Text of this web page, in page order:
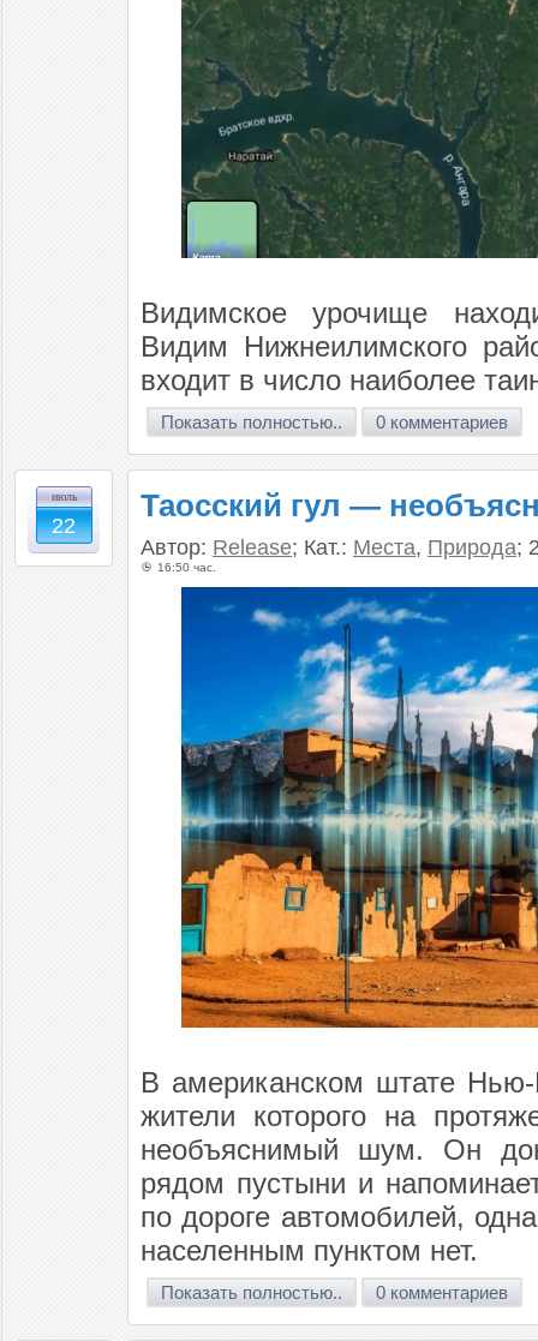
Видимское урочище
Видим Нижнеилимского
входит в число наиболее
Показать полностью.. 0 комментариев
июль
22
Таосский гул —
Автор: Release; Кат.: Места, Природа;
16:50 час.
В американском штате Нью-
жители которого на
необъяснимый шум. Он
рядом пустыни и
по дороге автомобилей,
населенным пунктом нет.
Показать полностью.. 0 комментариев